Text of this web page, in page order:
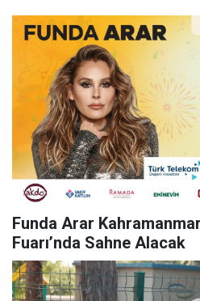
Funda Arar
Fuarı’nda Sahne Alacak